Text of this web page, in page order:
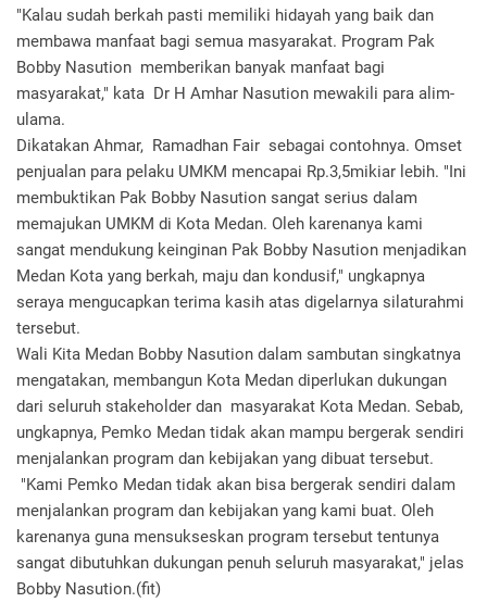
"Kalau sudah berkah pasti memiliki hidayah yang baik dan
membawa manfaat bagi semua masyarakat. Program Pak
Bobby Nasution memberikan banyak manfaat bagi
masyarakat," kata Dr H Amhar Nasution mewakili para alim-
ulama.
Dikatakan Ahmar, Ramadhan Fair sebagai contohnya. Omset
penjualan para pelaku UMKM mencapai Rp.3,5mikiar lebih. "Ini
membuktikan Pak Bobby Nasution sangat serius dalam
memajukan UMKM di Kota Medan. Oleh karenanya kami
sangat mendukung keinginan Pak Bobby Nasution menjadikan
Medan Kota yang berkah, maju dan kondusif," ungkapnya
seraya mengucapkan terima kasih atas digelarnya silaturahmi
tersebut.
Wali Kita Medan Bobby Nasution dalam sambutan singkatnya
mengatakan, membangun Kota Medan diperlukan dukungan
dari seluruh stakeholder dan masyarakat Kota Medan. Sebab,
ungkapnya, Pemko Medan tidak akan mampu bergerak sendiri
menjalankan program dan kebijakan yang dibuat tersebut.
"Kami Pemko Medan tidak akan bisa bergerak sendiri dalam
menjalankan program dan kebijakan yang kami buat. Oleh
karenanya guna mensukseskan program tersebut tentunya
sangat dibutuhkan dukungan penuh seluruh masyarakat," jelas
Bobby Nasution.(fit)